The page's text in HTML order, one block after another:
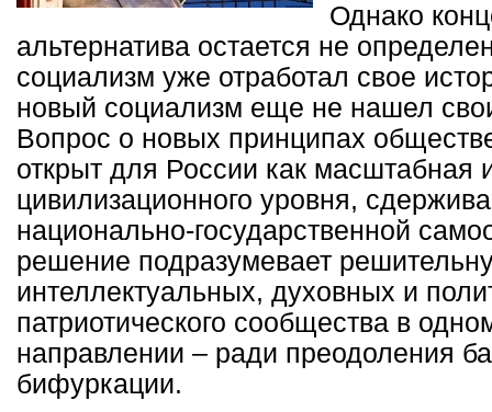
Однако
альтернатива остается не
социализм уже отработал свое
новый социализм еще не нашел
Вопрос о новых принципах
открыт для России как масштабная
цивилизационного уровня,
национально-государственной
решение подразумевает
интеллектуальных, духовных и
патриотического сообщества в
направлении – ради преодоления
бифуркации.